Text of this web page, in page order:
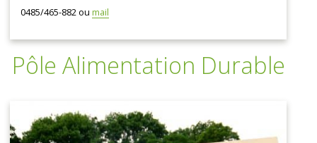
0485/465-882 ou mail
Pôle Alimentation Durable